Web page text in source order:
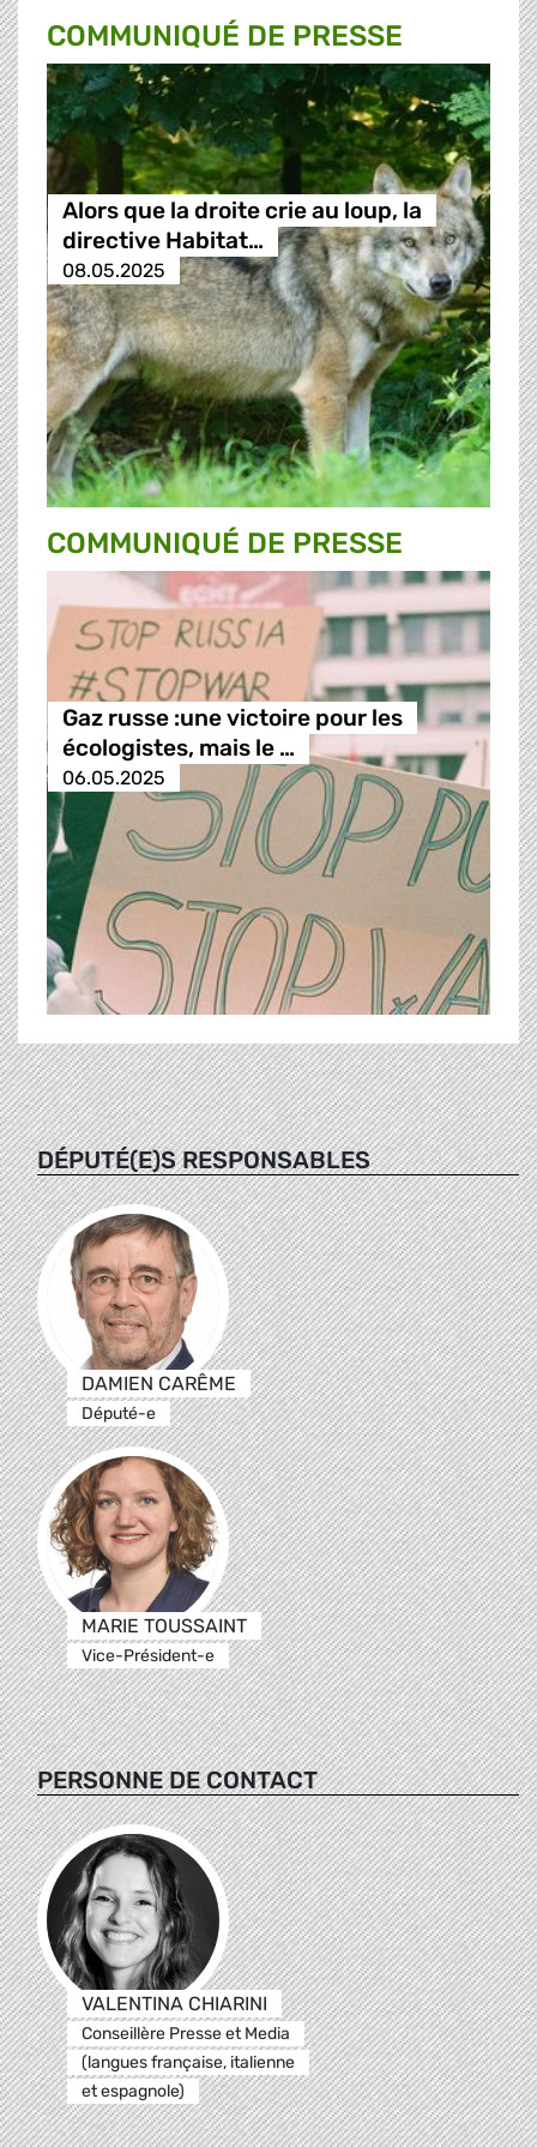
COMMUNIQUÉ DE PRESSE
Alors que la droite crie au loup, la
directive Habitat…
08.05.2025
COMMUNIQUÉ DE PRESSE
Gaz russe :une victoire pour les
écologistes, mais le …
06.05.2025
DÉPUTÉ(E)S RESPONSABLES
DAMIEN CARÊME
Député-e
MARIE TOUSSAINT
Vice-Président-e
PERSONNE DE CONTACT
VALENTINA CHIARINI
Conseillère Presse et Media
(langues française, italienne
et espagnole)